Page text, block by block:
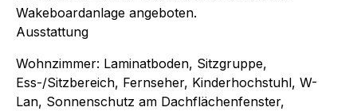
Wakeboardanlage angeboten.
Ausstattung
Wohnzimmer: Laminatboden, Sitzgruppe,
Ess-/Sitzbereich, Fernseher, Kinderhochstuhl, W-
Lan, Sonnenschutz am Dachflächenfenster,